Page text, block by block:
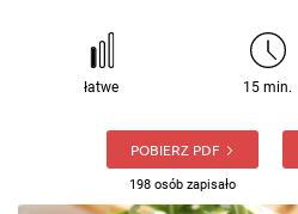
łatwe 15 min.
POBIERZ PDF
198 osób zapisało